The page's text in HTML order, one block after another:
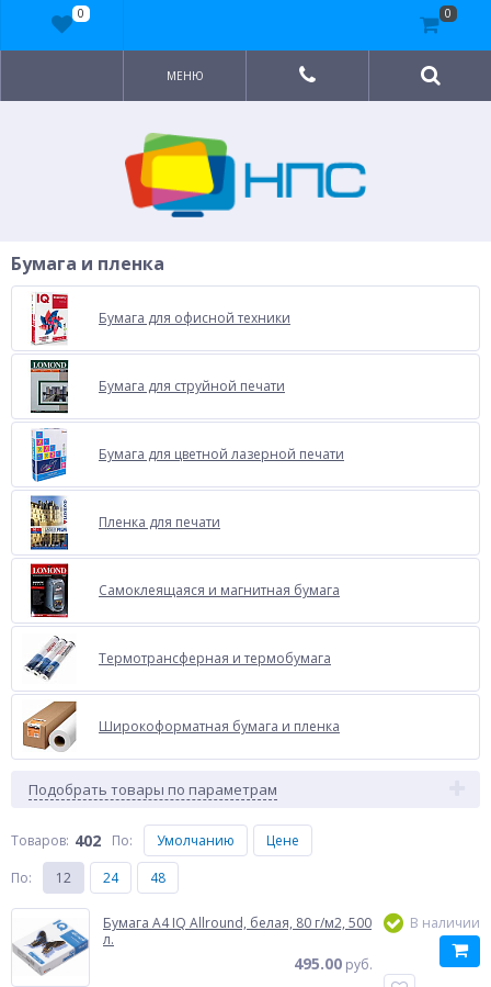
МЕНЮ
Бумага и пленка
Бумага для офисной техники
Бумага для струйной печати
Бумага для цветной лазерной печати
Пленка для печати
Самоклеящаяся и магнитная бумага
Термотрансферная и термобумага
Широкоформатная бумага и пленка
Подобрать товары по параметрам
Товаров: 402 По: Умолчанию
Цене
По: 12 24 48
Бумага A4 IQ Allround, белая, 80 г/м2, 500
л.
495.00 руб.
В наличии
0 0